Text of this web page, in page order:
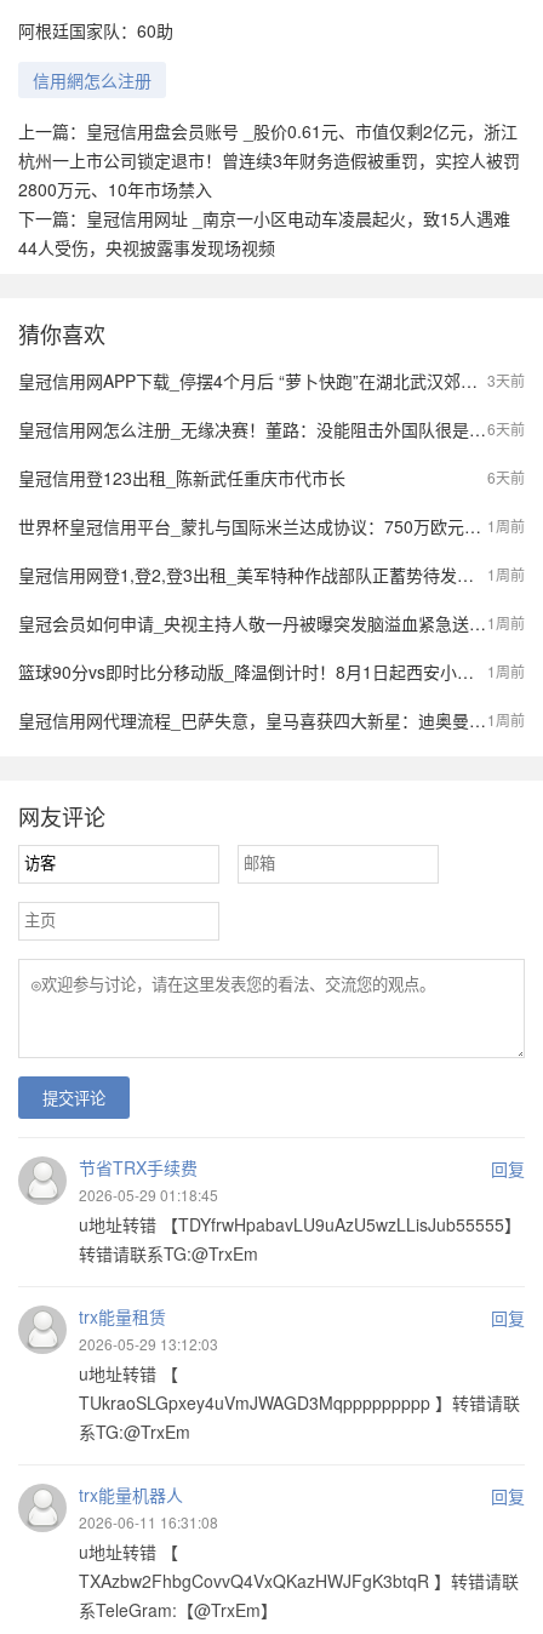
阿根廷国家队：60助
信用網怎么注册
上一篇： 皇冠信用盘会员账号 _股价0.61元、市值仅剩2亿元，浙江
杭州一上市公司锁定退市！曾连续3年财务造假被重罚，实控人被罚
2800万元、10年市场禁入
下一篇： 皇冠信用网址 _南京一小区电动车凌晨起火，致15人遇难
44人受伤，央视披露事发现场视频
猜你喜欢
3天前
皇冠信用网APP下载_停摆4个月后 “萝卜快跑”在湖北武汉郊区重新接单，多名本地用户发帖称重新叫到车
6天前
皇冠信用网怎么注册_无缘决赛！董路：没能阻击外国队很是自责，孩子们尽力了责任在我
6天前
皇冠信用登123出租_陈新武任重庆市代市长
1周前
世界杯皇冠信用平台_蒙扎与国际米兰达成协议：750万欧元签下阿金桑米罗，10%二转分成成亮点
1周前
皇冠信用网登1,登2,登3出租_美军特种作战部队正蓄势待发，派数千美军入境伊朗，强行夺取9吨铀浓缩？
1周前
皇冠会员如何申请_央视主持人敬一丹被曝突发脑溢血紧急送医，最新公众号置顶评论回应：不信谣，不传谣
1周前
篮球90分vs即时比分移动版_降温倒计时！8月1日起西安小到中雨，陕西局地大到暴雨，气象预报→
1周前
皇冠信用网代理流程_巴萨失意，皇马喜获四大新星：迪奥曼德、B席、库库雷利亚与邓弗里斯的转会内幕
网友评论
提交评论
节省TRX手续费 回复
2026-05-29 01:18:45
u地址转错 【TDYfrwHpabavLU9uAzU5wzLLisJub55555】
转错请联系TG:@TrxEm
trx能量租赁 回复
2026-05-29 13:12:03
u地址转错 【
TUkraoSLGpxey4uVmJWAGD3Mqppppppppp 】转错请联
系TG:@TrxEm
trx能量机器人 回复
2026-06-11 16:31:08
u地址转错 【
TXAzbw2FhbgCovvQ4VxQKazHWJFgK3btqR 】转错请联
系TeleGram:【@TrxEm】